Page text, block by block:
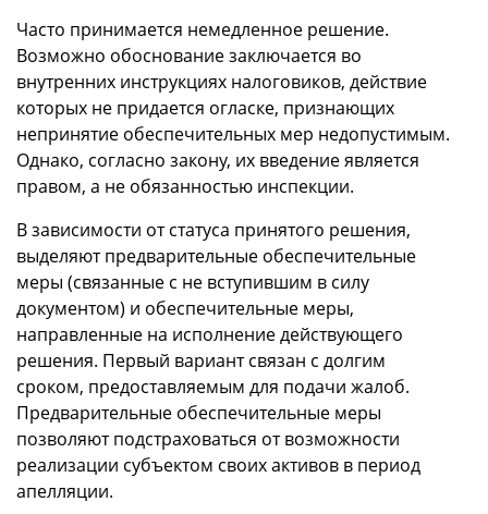
Часто принимается немедленное решение.
Возможно обоснование заключается во
внутренних инструкциях налоговиков, действие
которых не придается огласке, признающих
непринятие обеспечительных мер недопустимым.
Однако, согласно закону, их введение является
правом, а не обязанностью инспекции.
В зависимости от статуса принятого решения,
выделяют предварительные обеспечительные
меры (связанные с не вступившим в силу
документом) и обеспечительные меры,
направленные на исполнение действующего
решения. Первый вариант связан с долгим
сроком, предоставляемым для подачи жалоб.
Предварительные обеспечительные меры
позволяют подстраховаться от возможности
реализации субъектом своих активов в период
апелляции.